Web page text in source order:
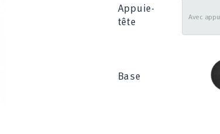
Appuie-
tête
Base